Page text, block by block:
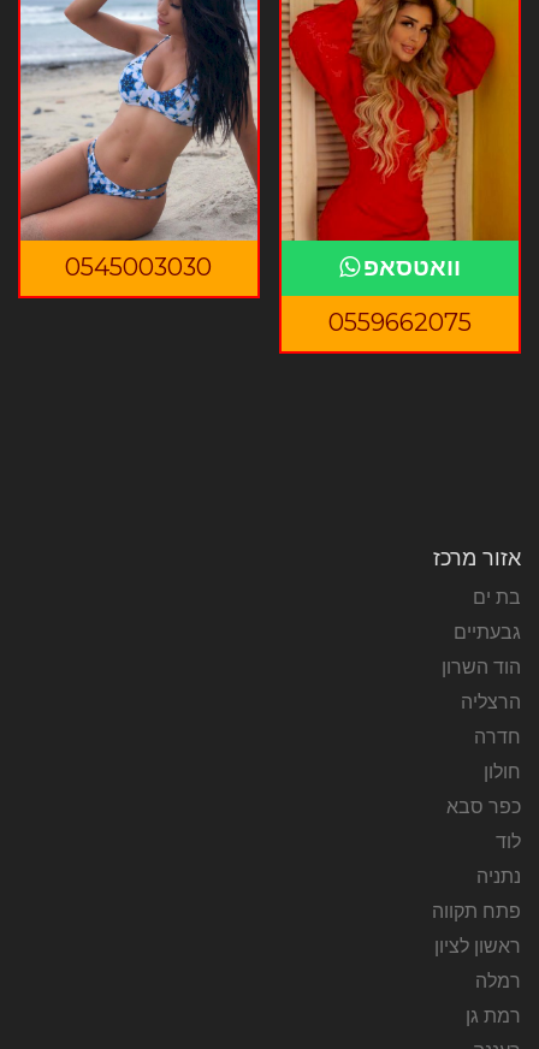
וואטסאפ
0559662075
0545003030
אזור מרכז
בת ים
גבעתיים
הוד השרון
הרצליה
חדרה
חולון
כפר סבא
לוד
נתניה
פתח תקווה
ראשון לציון
רמלה
רמת גן